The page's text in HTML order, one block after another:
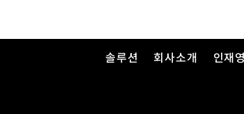
솔루션 회사소개 인재